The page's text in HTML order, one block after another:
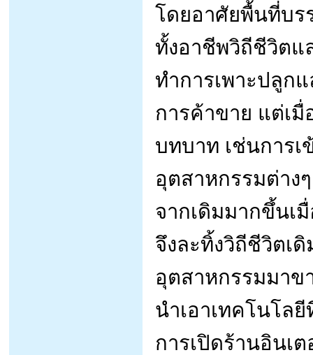
โดยอาศัยพื้นที่บ
ทั้งอาชีพวิถีชีวิต
ทำการเพาะปลูกแ
การค้าขาย แต่เมื่
บทบาท เช่นการเ
อุตสาหกรรมต่าง
จากเดิมมากขึ้นเ
จึงละทิ้งวิถีชีวิตเ
อุตสาหกรรมมาข
นำเอาเทคโนโล
การเปิดร้านอินเต